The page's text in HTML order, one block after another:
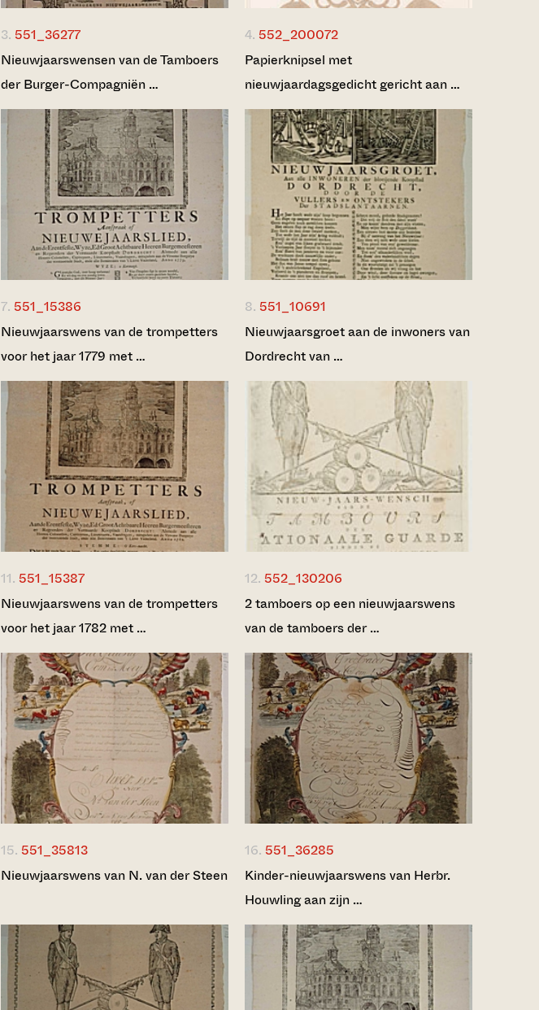
3. 551_36277
Nieuwjaarswensen van de Tamboers
der Burger-Compagniën …
4. 552_200072
Papierknipsel met
nieuwjaardagsgedicht gericht aan …
7. 551_15386
Nieuwjaarswens van de trompetters
voor het jaar 1779 met …
8. 551_10691
Nieuwjaarsgroet aan de inwoners van
Dordrecht van …
11. 551_15387
Nieuwjaarswens van de trompetters
voor het jaar 1782 met …
12. 552_130206
2 tamboers op een nieuwjaarswens
van de tamboers der …
15. 551_35813
Nieuwjaarswens van N. van der Steen
16. 551_36285
Kinder-nieuwjaarswens van Herbr.
Houwling aan zijn …